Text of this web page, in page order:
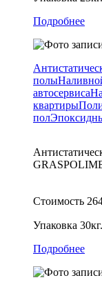
Подробнее
полы
автосервиса
квартиры
пол
Стоимость
Упаковка 30кг.
Подробнее